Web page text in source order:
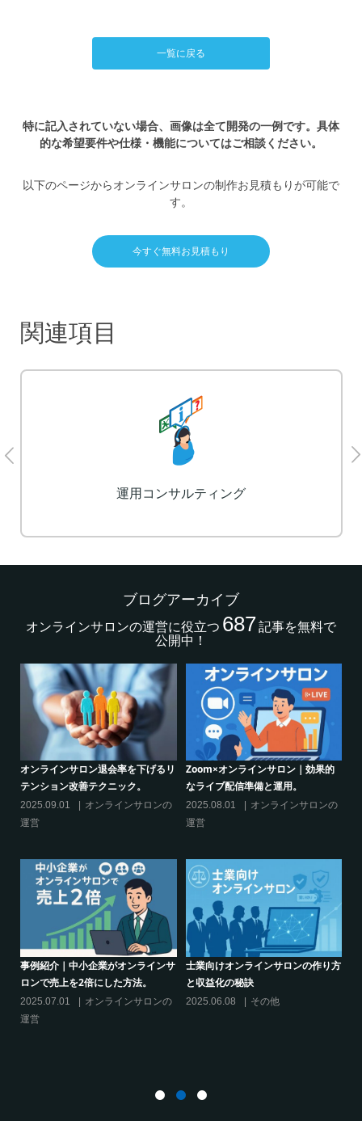
一覧に戻る
特に記入されていない場合、画像は全て開発の一例です。具体
的な希望要件や仕様・機能についてはご相談ください。
以下のページからオンラインサロンの制作お見積もりが可能で
す。
今すぐ無料お見積もり
関連項目
運用コンサルティング
ブログアーカイブ
オンラインサロンの運営に役立つ 687記事を無料で
公開中！
インサロン退会率を下げるリ
ョン改善テクニック。
オンラインサロンの
Zoom×オンラインサロン｜効果的
なライブ配信準備と運用。
2025.08.01
オンラインサロンの
介｜中小企業がオンラインサ
売上を2倍にした方法。
オンラインサロンの
士業向けオンラインサロンの作り方
と収益化の秘訣
2025.06.08 その他
クリエイ
てみた!